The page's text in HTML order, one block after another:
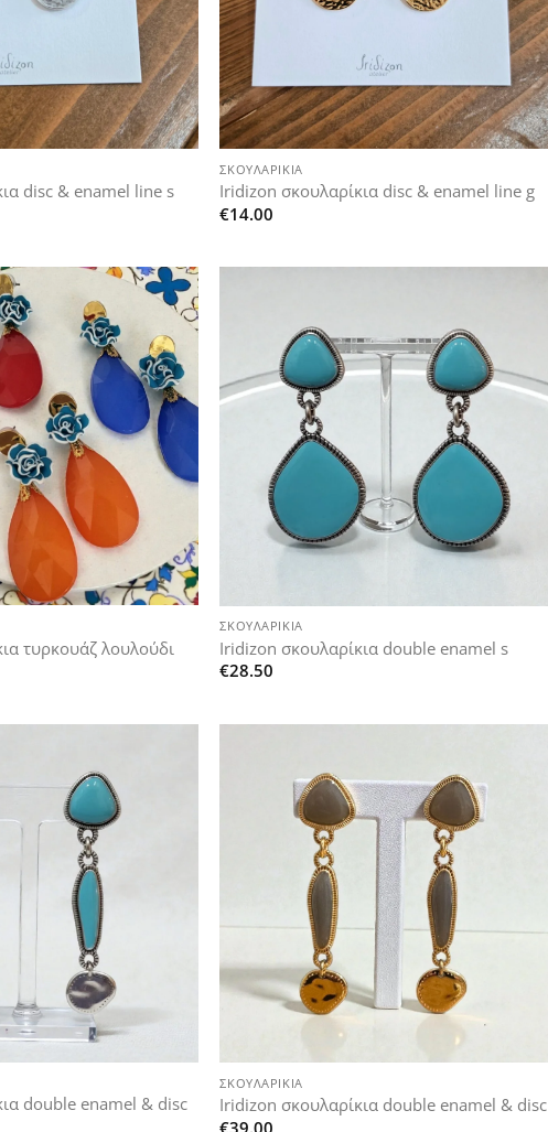
disc & enamel line s
+
ΣΚΟΥΛΑΡΊΚΙΑ
Iridizon σκουλαρίκια disc & enamel line g
€14.00
Add to
wishlist
τυρκουάζ λουλούδι
ΣΚΟΥΛΑΡΊΚΙΑ
Iridizon σκουλαρίκια double enamel s
€28.50
double enamel & disc
ΣΚΟΥΛΑΡΊΚΙΑ
Iridizon σκουλαρίκια double enamel & disc
€39.00